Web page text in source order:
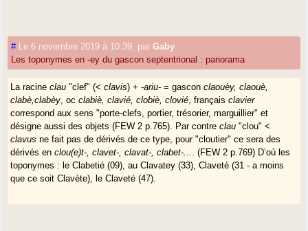
# Le 6 novembre 2019 à 10:39 parGaby
Les toponymes en -ey du gascon septentrional : panorama
La racineclau "clef" (<clavis) +-ariu- = gasconclaouèy, claouè,
clabè,clabèy , occlabiè, clavié, clobiè, clovié , françaisclavier
correspond aux sens "porte-clefs, portier, trésorier, marguillier" et
désigne aussi des objets (FEW 2 p.765). Par contreclau "clou" <
clavus ne fait pas de dérivés de ce type, pour "cloutier" ce sera des
dérivés enclou(e)t-, clavet-, clavat-, clabet-.
... (FEW 2 p.769) D’où les
toponymes : le Clabetié (09), au Clavatey (33), Claveté (31 - a moins
que ce soit Clavète), le Claveté (47).